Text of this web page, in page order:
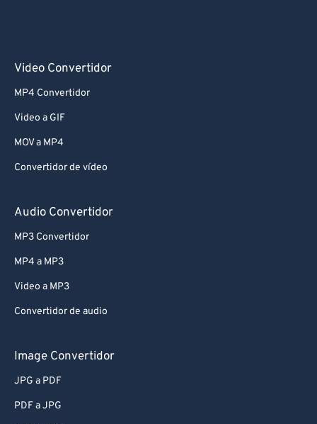
Video Convertidor
MP4 Convertidor
Video a GIF
MOV a MP4
Convertidor de vídeo
Audio Convertidor
MP3 Convertidor
MP4 a MP3
Video a MP3
Convertidor de audio
Image Convertidor
JPG a PDF
PDF a JPG